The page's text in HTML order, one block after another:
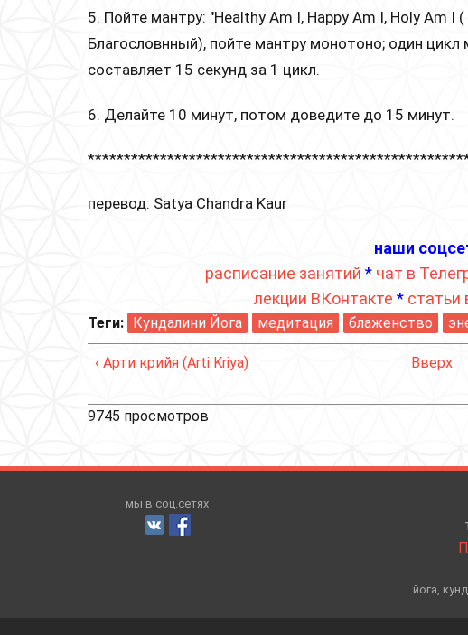
5. Пойте мантру: "Healthy Am I, Happy Am I, Holy Am
Благословнный), пойте мантру монотоно; один
составляет 15 секунд за 1 цикл.
6. Делайте 10 минут, потом доведите до 15 минут.
перевод: Satya Chandra Kaur
наши
расписание занятий * чат в
лекции ВКонтакте * статьи
Теги: Кундалини Йога медитация блаженство
‹ Арти крийя (Arti Kriya) Вверх
9745 просмотров
мы в соц.сетях
йога,